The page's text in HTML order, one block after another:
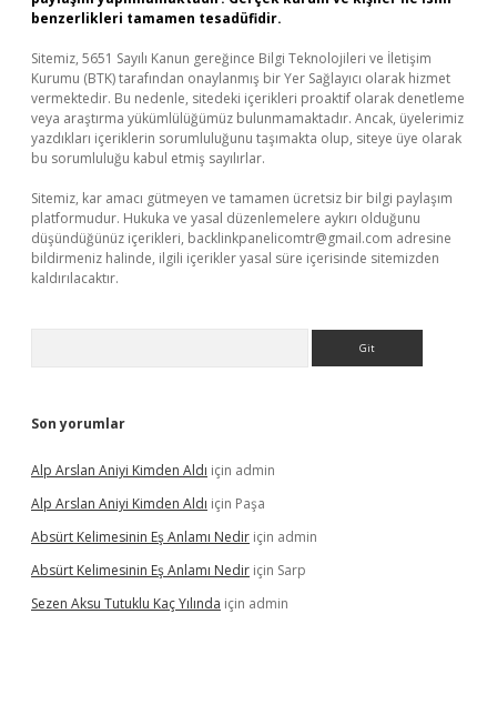
benzerlikleri tamamen tesadüfidir.
Sitemiz, 5651 Sayılı Kanun gereğince Bilgi Teknolojileri ve İletişim
Kurumu (BTK) tarafından onaylanmış bir Yer Sağlayıcı olarak hizmet
vermektedir. Bu nedenle, sitedeki içerikleri proaktif olarak denetleme
veya araştırma yükümlülüğümüz bulunmamaktadır. Ancak, üyelerimiz
yazdıkları içeriklerin sorumluluğunu taşımakta olup, siteye üye olarak
bu sorumluluğu kabul etmiş sayılırlar.
Sitemiz, kar amacı gütmeyen ve tamamen ücretsiz bir bilgi paylaşım
platformudur. Hukuka ve yasal düzenlemelere aykırı olduğunu
düşündüğünüz içerikleri, backlinkpanelicomtr@gmail.com adresine
bildirmeniz halinde, ilgili içerikler yasal süre içerisinde sitemizden
kaldırılacaktır.
Son yorumlar
Alp Arslan Aniyi Kimden Aldı için admin
Alp Arslan Aniyi Kimden Aldı için Paşa
Absürt Kelimesinin Eş Anlamı Nedir için admin
Absürt Kelimesinin Eş Anlamı Nedir için Sarp
Sezen Aksu Tutuklu Kaç Yılında için admin